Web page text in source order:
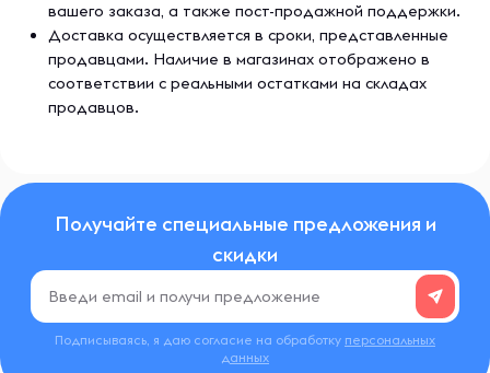
вашего заказа, а также пост-продажной поддержки.
Доставка осуществляется в сроки, представленные
продавцами. Наличие в магазинах отображено в
соответствии с реальными остатками на складах
продавцов.
Получайте специальные предложения и
скидки
Подписываясь, я даю согласие на обработку персональных
данных